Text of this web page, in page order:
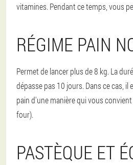
vitamines. Pendant ce temps, vous
RÉGIME PAIN
Permet de lancer plus de 8 kg. La
dépasse pas 10 jours. Dans ce cas, il
pain d'une manière qui vous convient
four).
PASTÈQUE ET